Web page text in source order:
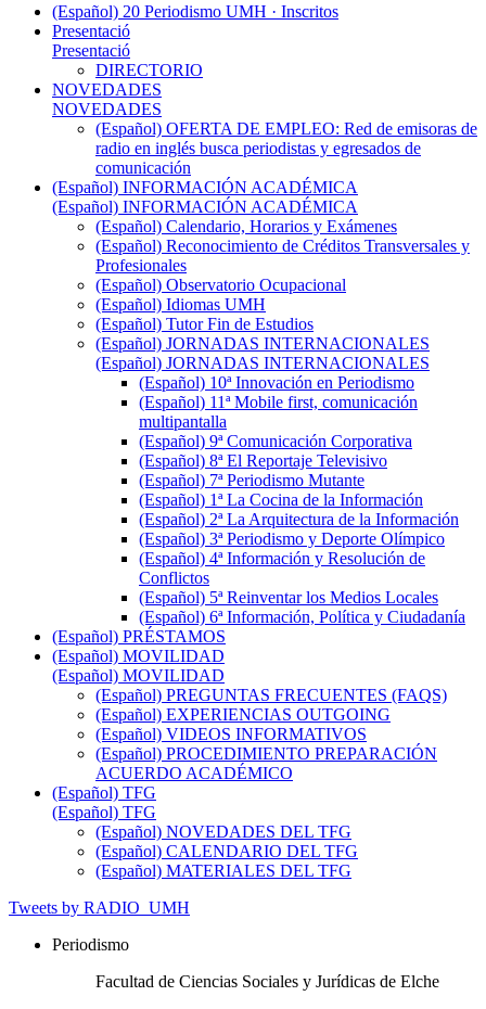
(Español) 20 Periodismo UMH · Inscritos
Presentació
Presentació
DIRECTORIO
NOVEDADES
NOVEDADES
(Español) OFERTA DE EMPLEO: Red de emisoras de
radio en inglés busca periodistas y egresados de
comunicación
(Español) INFORMACIÓN ACADÉMICA
(Español) INFORMACIÓN ACADÉMICA
(Español) Calendario, Horarios y Exámenes
(Español) Reconocimiento de Créditos Transversales y
Profesionales
(Español) Observatorio Ocupacional
(Español) Idiomas UMH
(Español) Tutor Fin de Estudios
(Español) JORNADAS INTERNACIONALES
(Español) JORNADAS INTERNACIONALES
(Español) 10ª Innovación en Periodismo
(Español) 11ª Mobile first, comunicación
multipantalla
(Español) 9ª Comunicación Corporativa
(Español) 8ª El Reportaje Televisivo
(Español) 7ª Periodismo Mutante
(Español) 1ª La Cocina de la Información
(Español) 2ª La Arquitectura de la Información
(Español) 3ª Periodismo y Deporte Olímpico
(Español) 4ª Información y Resolución de
Conflictos
(Español) 5ª Reinventar los Medios Locales
(Español) 6ª Información, Política y Ciudadanía
(Español) PRÉSTAMOS
(Español) MOVILIDAD
(Español) MOVILIDAD
(Español) PREGUNTAS FRECUENTES (FAQS)
(Español) EXPERIENCIAS OUTGOING
(Español) VIDEOS INFORMATIVOS
(Español) PROCEDIMIENTO PREPARACIÓN
ACUERDO ACADÉMICO
(Español) TFG
(Español) TFG
(Español) NOVEDADES DEL TFG
(Español) CALENDARIO DEL TFG
(Español) MATERIALES DEL TFG
Tweets by RADIO_UMH
Periodismo
Facultad de Ciencias Sociales y Jurídicas de Elche